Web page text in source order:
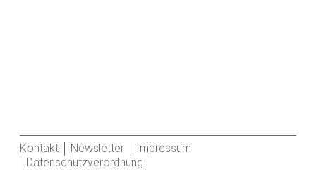
Kontakt Newsletter
Impressum
Datenschutzverordnung